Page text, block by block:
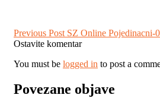
Post
navigation
Previous Post SZ Online Pojedinacni-
Ostavite komentar
You must be logged in to post a
Povezane objave